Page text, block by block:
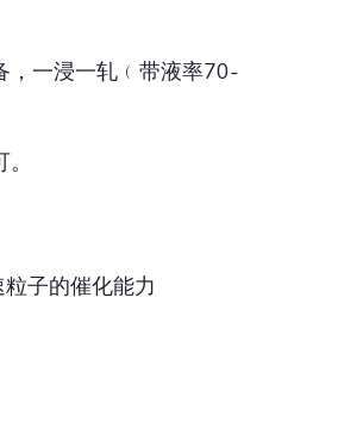
，一浸一轧﹙带液率70-
子的催化能力